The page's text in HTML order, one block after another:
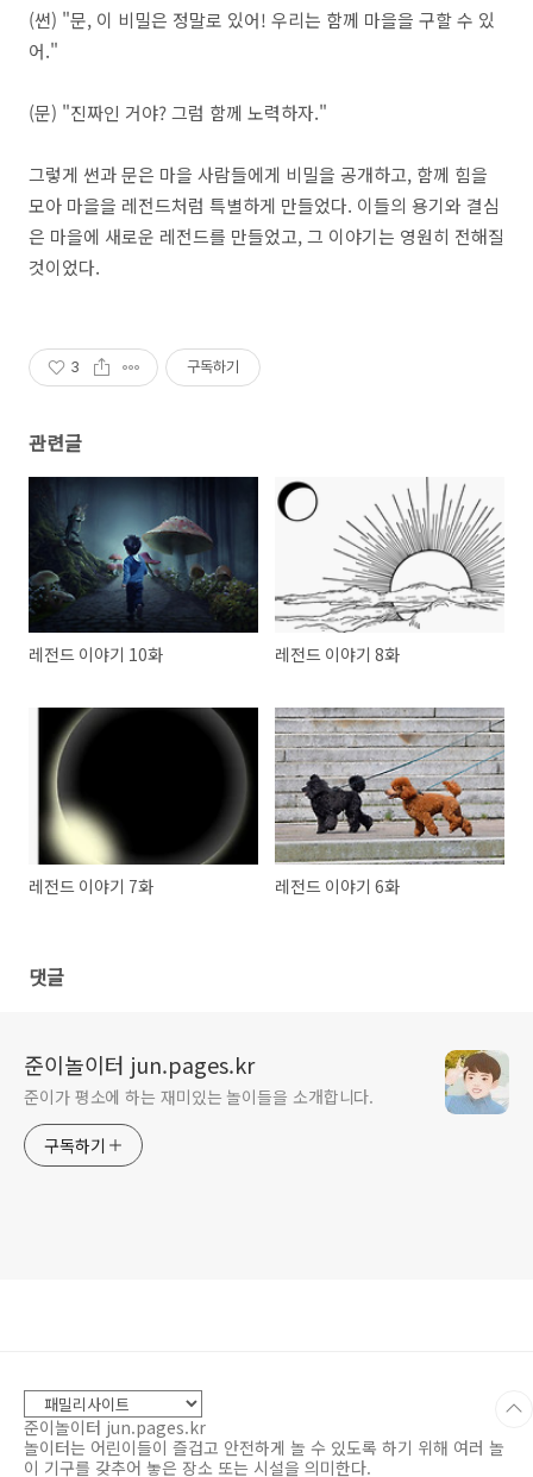
(썬) "문, 이 비밀은 정말로 있어! 우리는 함께 마을을 구할 수 있
어."
(문) "진짜인 거야? 그럼 함께 노력하자."
그렇게 썬과 문은 마을 사람들에게 비밀을 공개하고, 함께 힘을
모아 마을을 레전드처럼 특별하게 만들었다. 이들의 용기와 결심
은 마을에 새로운 레전드를 만들었고, 그 이야기는 영원히 전해질
것이었다.
3 구독하기
관련글
레전드 이야기 10화 레전드 이야기 8화
레전드 이야기 7화 레전드 이야기 6화
댓글
준이놀이터 jun.pages.kr
준이가 평소에 하는 재미있는 놀이들을 소개합니다.
구독하기
준이놀이터 jun.pages.kr
놀이터는 어린이들이 즐겁고 안전하게 놀 수 있도록 하기 위해 여러 놀
이 기구를 갖추어 놓은 장소 또는 시설을 의미한다.